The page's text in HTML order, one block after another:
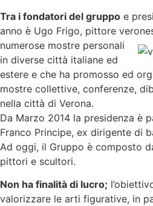
Tra i fondatori del gruppo e
anno è Ugo Frigo, pittore
numerose mostre personali
in diverse città italiane ed
estere e che ha promosso ed
mostre collettive, conferenze,
nella città di Verona.
Da Marzo 2014 la presidenza è
Franco Principe, ex dirigente di
Ad oggi, il Gruppo è composto
pittori e scultori.
Non ha finalità di lucro;
valorizzare le arti figurative, in